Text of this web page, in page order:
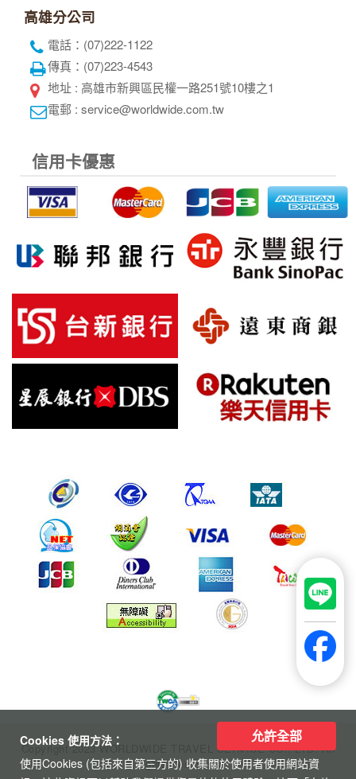
Cookies 使用方法：
使用Cookies (包括來自第三方的) 收集關於使用者使用網站資
允許全部
高雄分公司
電話：(07)222-1122
傳真：(07)223-4543
地址 : 高雄市新興區民權一路251號10樓之1
電郵 : service@worldwide.com.tw
信用卡優惠
Copyright 2023 WORLDWIDE TRAVEL SERVICE CO., LTD. All
Rights Reserved.